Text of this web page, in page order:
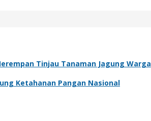
Tinjau Tanaman Jagung Warga
Ketahanan Pangan Nasional